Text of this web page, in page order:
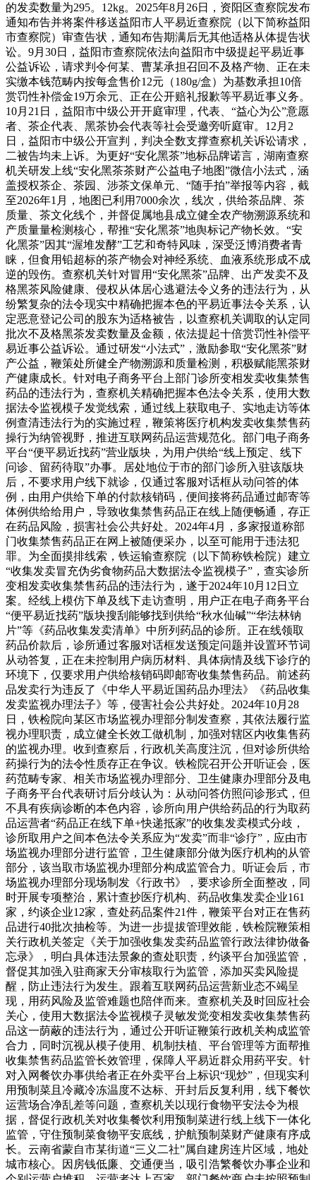
的发卖数量为295。12kg。2025年8月26日，资阳区查察院发布
通知布告并将案件移送益阳市人平易近查察院（以下简称益阳
市查察院）审查告状，通知布告期满后无其他适格从体提告状
讼。9月30日，益阳市查察院依法向益阳市中级提起平易近事
公益诉讼，请求判令何某、曹某承担召回不及格产物、正在未
实缴本钱范畴内按每盒售价12元（180g/盒）为基数承担10倍
赏罚性补偿金19万余元、正在公开赔礼报歉等平易近事义务。
10月21日，益阳市中级公开开庭审理，代表、“益心为公”意愿
者、茶企代表、黑茶协会代表等社会受邀旁听庭审。12月2
日，益阳市中级公开宣判，判决全数支撑查察机关诉讼请求，
二被告均未上诉。为更好“安化黑茶”地标品牌诺言，湖南查察
机关研发上线“安化黑茶茶财产公益电子地图”微信小法式，涵
盖授权茶企、茶园、涉茶文保单元、“随手拍”举报等内容，截
至2026年1月，地图已利用7000余次，线次，供给茶品牌、茶
质量、茶文化线个，并督促属地县成立健全农产物溯源系统和
产质量量检测核心，帮推“安化黑茶”地舆标记产物长效。“安
化黑茶”因其“渥堆发酵”工艺和奇特风味，深受泛博消费者青
睐，但食用铅超标的茶产物会对神经系统、血液系统形成不成
逆的毁伤。查察机关针对冒用“安化黑茶”品牌、出产发卖不及
格黑茶风险健康、侵权从体居心逃避法令义务的违法行为，从
纷繁复杂的法令现实中精确把握本色的平易近事法令关系，认
定恶意登记公司的股东为适格被告，以查察机关调取的认定同
批次不及格黑茶发卖数量及金额，依法提起十倍赏罚性补偿平
易近事公益诉讼。通过研发“小法式”，激励参取“安化黑茶”财
产公益，鞭策处所健全产物溯源和质量检测，积极赋能黑茶财
产健康成长。针对电子商务平台上部门诊所变相发卖收集禁售
药品的违法行为，查察机关精确把握本色法令关系，使用大数
据法令监视模子发觉线索，通过线上获取电子、实地走访等体
例查清违法行为的实施过程，鞭策将医疗机构发卖收集禁售药
操行为纳管视野，推进互联网药品运营规范化。部门电子商务
平台“便平易近找药”营业版块，为用户供给“线上预定、线下
问诊、留药待取”办事。居处地位于市的部门诊所入驻该版块
后，不要求用户线下就诊，仅通过客服对话框从动问答的体
例，由用户供给下单的付款核销码，便间接将药品通过邮寄等
体例供给给用户，导致收集禁售药品正在线上随便畅通，存正
在药品风险，损害社会公共好处。2024年4月，多家报道称部
门收集禁售药品正在网上被随便采办，以至可能用于违法犯
罪。为全面摸排线索，铁运输查察院（以下简称铁检院）建立
“收集发卖冒充伪劣食物药品大数据法令监视模子”，查实诊所
变相发卖收集禁售药品的违法行为，遂于2024年10月12日立
案。经线上模仿下单及线下走访查明，用户正在电子商务平台
“便平易近找药”版块搜刮能够找到供给“秋水仙碱”“华法林钠
片”等《药品收集发卖清单》中所列药品的诊所。正在线领取
药品价款后，诊所通过客服对话框发送预定问题并设置环节词
从动答复，正在未控制用户病历材料、具体病情及线下诊疗的
环境下，仅要求用户供给核销码即邮寄收集禁售药品。前述药
品发卖行为违反了《中华人平易近国药品办理法》《药品收集
发卖监视办理法子》等，侵害社会公共好处。2024年10月28
日，铁检院向某区市场监视办理部分制发查察，其依法履行监
视办理职责，成立健全长效工做机制，加强对辖区内收集售药
的监视办理。收到查察后，行政机关高度注沉，但对诊所供给
药操行为的法令性质存正在争议。铁检院召开公开听证会，医
药范畴专家、相关市场监视办理部分、卫生健康办理部分及电
子商务平台代表研讨后分歧认为：从动问答仿照问诊形式，但
不具有疾病诊断的本色内容，诊所向用户供给药品的行为取药
品运营者“药品正在线下单+快递抵家”的收集发卖模式分歧，
诊所取用户之间本色法令关系应为“发卖”而非“诊疗”，应由市
场监视办理部分进行监管，卫生健康部分做为医疗机构的从管
部分，该当取市场监视办理部分构成监管合力。听证会后，市
场监视办理部分现场制发《行政书》，要求诊所全面整改，同
时开展专项整治，累计查抄医疗机构、药品收集发卖企业161
家，约谈企业12家，查处药品案件21件，鞭策平台对正在售药
品进行40批次抽检等。为进一步提拔管理效能，铁检院鞭策相
关行政机关签定《关于加强收集发卖药品监管行政法律协做备
忘录》，明白具体违法景象的查处职责，约谈平台加强监管，
督促其加强入驻商家天分审核取行为监管，添加买卖风险提
醒，防止违法行为发生。跟着互联网药品运营新业态不竭呈
现，用药风险及监管难题也陪伴而来。查察机关及时回应社会
关心，使用大数据法令监视模子灵敏发觉变相发卖收集禁售药
品这一荫蔽的违法行为，通过公开听证鞭策行政机关构成监管
合力，同时沉视从模子使用、机制扶植、平台管理等方面帮推
收集禁售药品监管长效管理，保障人平易近群众用药平安。针
对入网餐饮办事供给者正在外卖平台上标识“现炒”，但现实利
用预制菜且冷藏冷冻温度不达标、开封后反复利用，线下餐饮
运营场合净乱差等问题，查察机关以现行食物平安法令为根
据，督促行政机关对收集餐饮利用预制菜进行线上线下一体化
监管，守住预制菜食物平安底线，护航预制菜财产健康有序成
长。云南省蒙自市某街道“三义二社”属自建房连片区域，地处
城市核心。因房钱低廉、交通便当，吸引浩繁餐饮办事企业和